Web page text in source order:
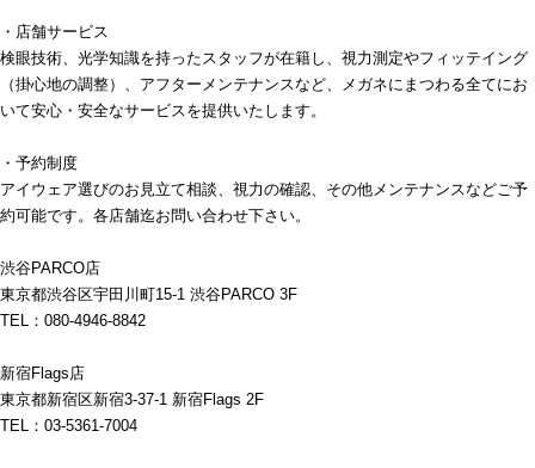
・店舗サービス
検眼技術、光学知識を持ったスタッフが在籍し、視力測定やフィッテイング
（掛心地の調整）、アフターメンテナンスなど、メガネにまつわる全てにお
いて安心・安全なサービスを提供いたします。
・予約制度
アイウェア選びのお見立て相談、視力の確認、その他メンテナンスなどご予
約可能です。各店舗迄お問い合わせ下さい。
渋谷PARCO店
東京都渋谷区宇田川町15-1 渋谷PARCO 3F
TEL：080-4946-8842
新宿Flags店
東京都新宿区新宿3-37-1 新宿Flags 2F
TEL：03-5361-7004